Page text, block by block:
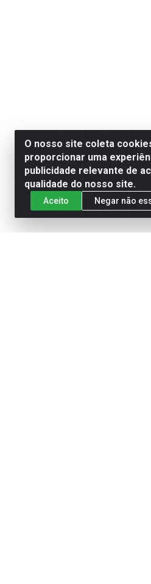
O nosso site coleta
proporcionar uma
publicidade relevante de
qualidade do nosso site.
Aceito Negar não